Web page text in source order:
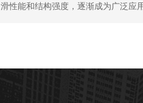
滑性能和结构强度，逐渐成为广泛应